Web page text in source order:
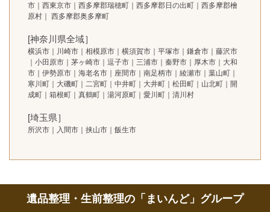
市｜西東京市｜西多摩郡瑞穂町｜西多摩郡日の出町｜西多摩郡檜
原村｜ 西多摩郡奥多摩町
[神奈川県全域］
横浜市｜川崎市｜相模原市｜横須賀市｜平塚市｜鎌倉市｜藤沢市
｜小田原市｜茅ヶ崎市｜逗子市｜三浦市｜秦野市｜厚木市｜大和
市｜伊勢原市｜海老名市｜座間市｜南足柄市｜綾瀬市｜葉山町｜
寒川町｜大磯町｜二宮町｜中井町｜大井町｜松田町｜山北町｜開
成町｜箱根町｜真鶴町｜湯河原町｜愛川町｜清川村
[埼玉県］
所沢市｜入間市｜挟山市｜飯生市
遺品整理・生前整理の「まいんど」グループ